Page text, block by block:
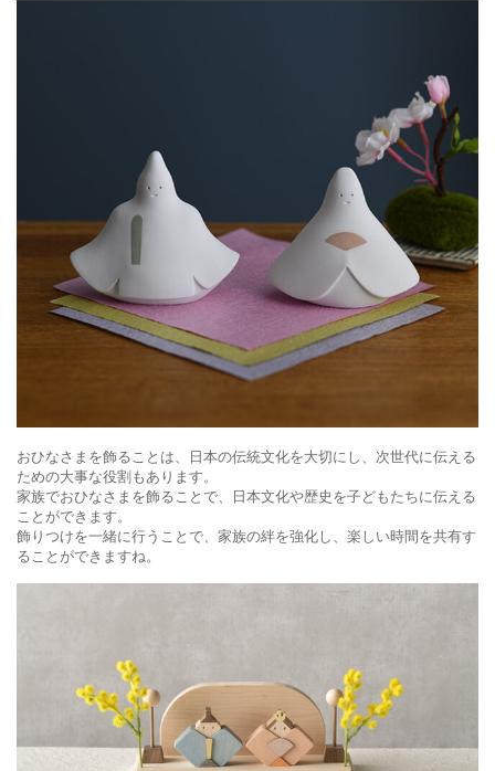
おひなさまを飾ることは、日本の伝統文化を大切にし、次世代に伝える
ための大事な役割もあります。
家族でおひなさまを飾ることで、日本文化や歴史を子どもたちに伝える
ことができます。
飾りつけを一緒に行うことで、家族の絆を強化し、楽しい時間を共有す
ることができますね。